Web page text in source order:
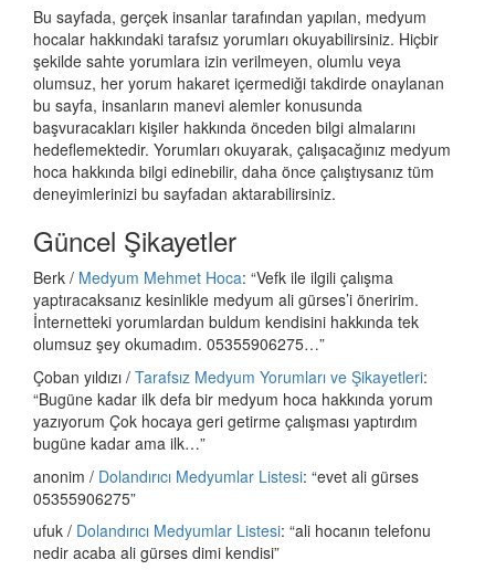
Bu sayfada, gerçek insanlar tarafından yapılan, medyum
hocalar hakkındaki tarafsız yorumları okuyabilirsiniz. Hiçbir
şekilde sahte yorumlara izin verilmeyen, olumlu veya
olumsuz, her yorum hakaret içermediği takdirde onaylanan
bu sayfa, insanların manevi alemler konusunda
başvuracakları kişiler hakkında önceden bilgi almalarını
hedeflemektedir. Yorumları okuyarak, çalışacağınız medyum
hoca hakkında bilgi edinebilir, daha önce çalıştıysanız tüm
deneyimlerinizi bu sayfadan aktarabilirsiniz.
Güncel Şikayetler
Berk / Medyum Mehmet Hoca: “Vefk ile ilgili çalışma
yaptıracaksanız kesinlikle medyum ali gürses’i öneririm.
İnternetteki yorumlardan buldum kendisini hakkında tek
olumsuz şey okumadım. 05355906275…”
Çoban yıldızı / Tarafsız Medyum Yorumları ve Şikayetleri:
“Bugüne kadar ilk defa bir medyum hoca hakkında yorum
yazıyorum Çok hocaya geri getirme çalışması yaptırdım
bugüne kadar ama ilk…”
anonim / Dolandırıcı Medyumlar Listesi: “evet ali gürses
05355906275”
ufuk / Dolandırıcı Medyumlar Listesi: “ali hocanın telefonu
nedir acaba ali gürses dimi kendisi”